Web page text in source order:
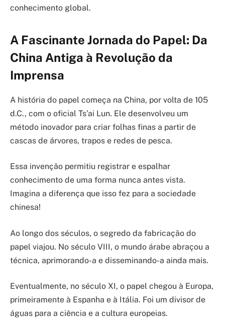
conhecimento global.
A Fascinante Jornada do Papel: Da
China Antiga à Revolução da
Imprensa
A história do papel começa na China, por volta de 105
d.C., com o oficial Ts’ai Lun. Ele desenvolveu um
método inovador para criar folhas finas a partir de
cascas de árvores, trapos e redes de pesca.
Essa invenção permitiu registrar e espalhar
conhecimento de uma forma nunca antes vista.
Imagina a diferença que isso fez para a sociedade
chinesa!
Ao longo dos séculos, o segredo da fabricação do
papel viajou. No século VIII, o mundo árabe abraçou a
técnica, aprimorando-a e disseminando-a ainda mais.
Eventualmente, no século XI, o papel chegou à Europa,
primeiramente à Espanha e à Itália. Foi um divisor de
águas para a ciência e a cultura europeias.